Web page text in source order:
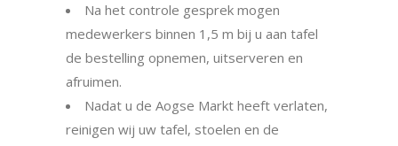
Na het controle gesprek mogen
medewerkers binnen 1,5 m bij u aan tafel
de bestelling opnemen, uitserveren en
afruimen.
Nadat u de Aogse Markt heeft verlaten,
reinigen wij uw tafel, stoelen en de